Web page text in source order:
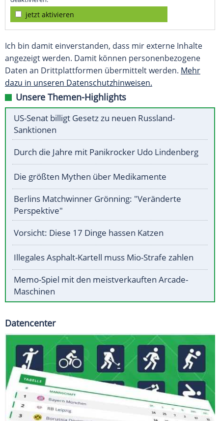
jetzt aktivieren
Ich bin damit einverstanden, dass mir externe Inhalte
angezeigt werden. Damit können personenbezogene
Daten an Drittplattformen übermittelt werden. Mehr
dazu in unseren Datenschutzhinweisen.
Unsere Themen-Highlights
US-Senat billigt Gesetz zu neuen Russland-
Sanktionen
Durch die Jahre mit Panikrocker Udo Lindenberg
Die größten Mythen über Medikamente
Berlins Matchwinner Grönning: "Veränderte
Perspektive"
Vorsicht: Diese 17 Dinge hassen Katzen
Illegales Asphalt-Kartell muss Mio-Strafe zahlen
Memo-Spiel mit den meistverkauften Arcade-
Maschinen
Datencenter